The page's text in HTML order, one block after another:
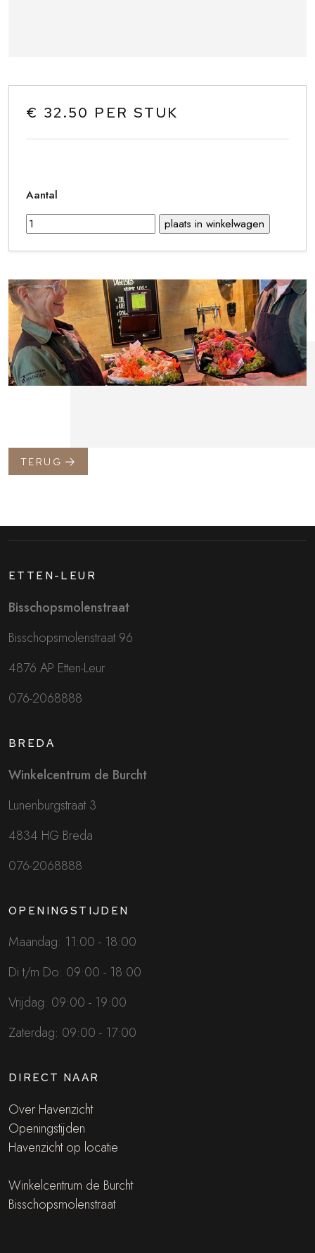
€ 32.50 PER STUK
Aantal
TERUG
ETTEN-LEUR
Bisschopsmolenstraat
Bisschopsmolenstraat 96
4876 AP Etten-Leur
076-2068888
BREDA
Winkelcentrum de Burcht
Lunenburgstraat 3
4834 HG Breda
076-2068888
OPENINGSTIJDEN
Maandag: 11:00 - 18:00
Di t/m Do: 09:00 - 18:00
Vrijdag: 09:00 - 19:00
Zaterdag: 09:00 - 17:00
DIRECT NAAR
Over Havenzicht
Openingstijden
Havenzicht op locatie
Winkelcentrum de Burcht
Bisschopsmolenstraat